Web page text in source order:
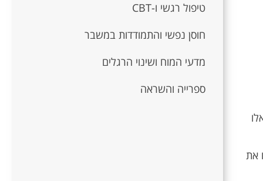
את
טיפול רגשי ו-CBT
חוסן נפשי והתמודדות במשבר
מדעי המוח ושינוי הרגלים
ספרייה והשראה